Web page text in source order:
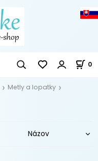
0
Metly a lopatky